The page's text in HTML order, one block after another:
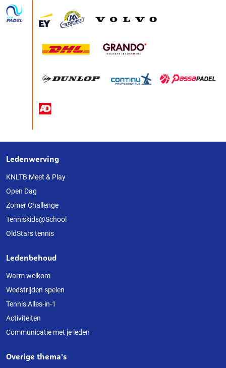
Over
deze
website
Ledenwerving
KNLTB Meet & Play
Open Dag
Zomer Challenge
Tenniskids@School
OldStars tennis
Ledenbehoud
Warm welkom
Wedstrijden spelen
Tennis Alles-in-1
Activiteiten
Communicatie met je leden
Overige thema's